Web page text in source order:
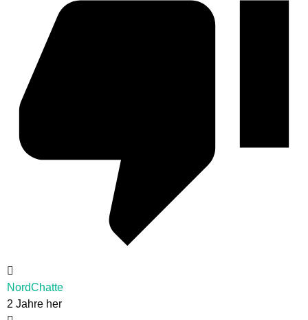
NordChatte
2 Jahre her